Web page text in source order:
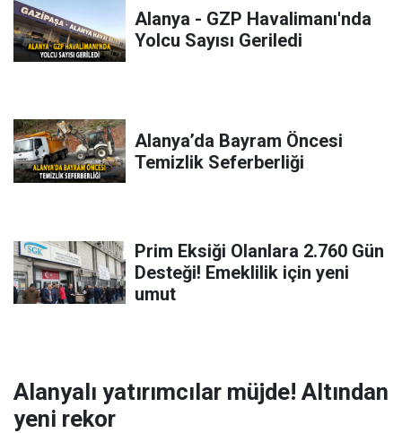
Alanya - GZP Havalimanı'nda
Yolcu Sayısı Geriledi
Alanya’da Bayram Öncesi
Temizlik Seferberliği
Prim Eksiği Olanlara 2.760 Gün
Desteği! Emeklilik için yeni
umut
Alanyalı yatırımcılar müjde! Altından
yeni rekor